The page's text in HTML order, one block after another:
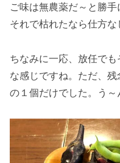
ご味は無農薬だ～と勝手
それで枯れたなら仕方な
ちなみに一応、放任で
な感じですね。ただ、
の１個だけでした。う～